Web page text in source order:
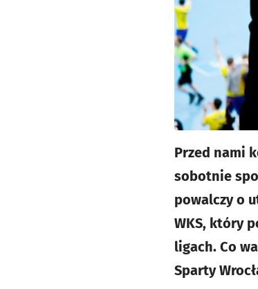
Przed nami
sobotnie
powalczy o
WKS, który
ligach. Co
Sparty